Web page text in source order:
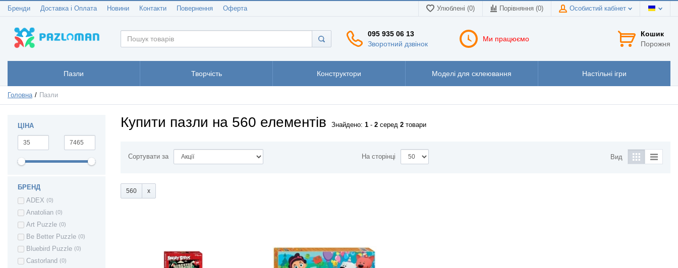
Бренди Доставка і Оплата Новини Контакти Повернення Оферта Улюблені (0) Порівняння (0) Особистий кабінет
095 935 06 13
Зворотний дзвінок
Ми працюємо
Кошик
Порожня
Пазли Творчість Конструктори Моделі для склеювання Настільні ігри
Головна Пазли
ЦІНА
БРЕНД
ADEX (0)
Anatolian (0)
Art Puzzle (0)
Be Better Puzzle (0)
Bluebird Puzzle (0)
Castorland (0)
Купити пазли на 560 елементів Знайдено: 1 - 2 серед 2 товари
Сортувати за На сторінці Вид
560